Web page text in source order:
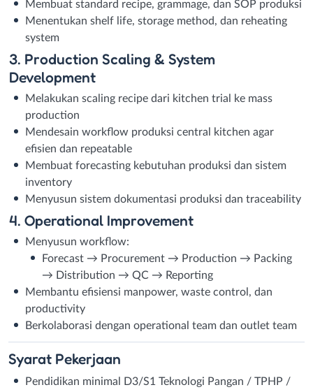
Membuat standard recipe, grammage, dan SOP produksi
Menentukan shelf life, storage method, dan reheating
system
3. Production Scaling & System
Development
Melakukan scaling recipe dari kitchen trial ke mass
production
Mendesain workflow produksi central kitchen agar
efisien dan repeatable
Membuat forecasting kebutuhan produksi dan sistem
inventory
Menyusun sistem dokumentasi produksi dan traceability
4. Operational Improvement
Menyusun workflow:
Forecast → Procurement → Production → Packing
→ Distribution → QC → Reporting
Membantu efisiensi manpower, waste control, dan
productivity
Berkolaborasi dengan operational team dan outlet team
Syarat Pekerjaan
Pendidikan minimal D3/S1 Teknologi Pangan / TPHP /